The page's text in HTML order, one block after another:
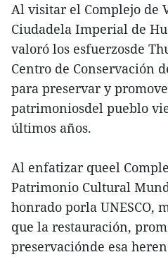
Al visitar el Complejo de
Ciudadela Imperial de
valoró los esfuerzosde
Centro de Conservación
para preservar y
patrimoniosdel pueblo
últimos años.
Al enfatizar queel
Patrimonio Cultural
honrado porla UNESCO,
que la restauración,
preservaciónde esa